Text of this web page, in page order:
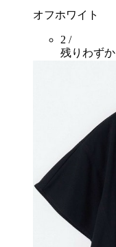
オフホワイト
2 /
残りわずか